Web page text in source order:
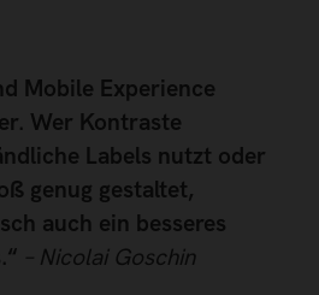
Mobile Experience
Wer Kontraste
Labels nutzt oder
genug gestaltet,
auch ein besseres
– Nicolai Goschin